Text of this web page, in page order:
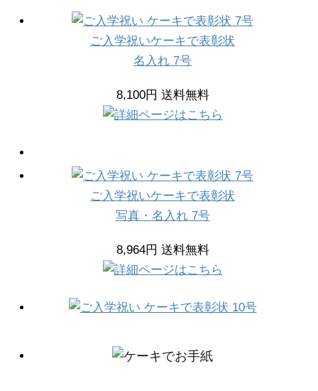
ご入学祝いケーキで表彰状
名入れ 7号
8,100円 送料無料
ご入学祝いケーキで表彰状
写真・名入れ 7号
8,964円 送料無料